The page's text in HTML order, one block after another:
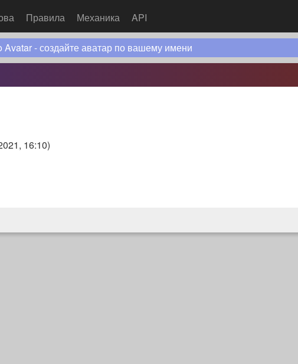
Правила Механика API
Avatar - создайте аватар по вашему имени
16:10)